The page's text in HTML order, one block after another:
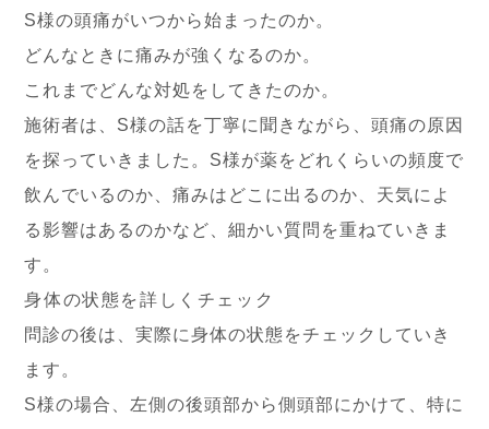
S様の頭痛がいつから始まったのか。
どんなときに痛みが強くなるのか。
これまでどんな対処をしてきたのか。
施術者は、S様の話を丁寧に聞きながら、頭痛の原因
を探っていきました。S様が薬をどれくらいの頻度で
飲んでいるのか、痛みはどこに出るのか、天気によ
る影響はあるのかなど、細かい質問を重ねていきま
す。
身体の状態を詳しくチェック
問診の後は、実際に身体の状態をチェックしていき
ます。
S様の場合、左側の後頭部から側頭部にかけて、特に